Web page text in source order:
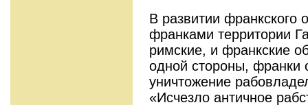
В развитии франкского
франками территории
римские, и франкские
одной стороны, франки
уничтожение
«Исчезло античное